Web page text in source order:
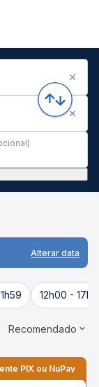
Alterar data
12h00 -
Recomendado
PIX ou NuPay